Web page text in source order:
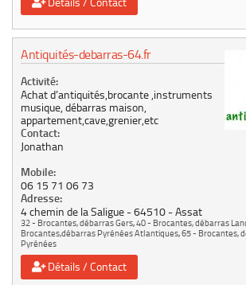
Détails / Contact
Antiquités-debarras-64.fr
Activité:
Achat d’antiquités,brocante ,instruments
musique, débarras maison,
appartement,cave,grenier,etc
Contact:
Jonathan
Mobile:
06 15 71 06 73
Adresse:
4 chemin de la Saligue 64510 Assat
32 - Brocantes, débarras Gers,40 - Brocantes, débarras
Brocantes,débarras Pyrénées Atlantiques,65 - Brocantes,
Pyrénées
Détails / Contact